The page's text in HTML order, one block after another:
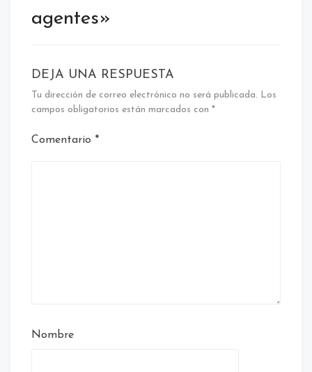
agentes»
DEJA UNA RESPUESTA
Tu dirección de correo electrónico no será publicada. Los
campos obligatorios están marcados con *
Comentario *
Nombre